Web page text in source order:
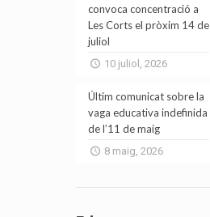
convoca concentració a
Les Corts el pròxim 14 de
juliol
10 juliol, 2026
Últim comunicat sobre la
vaga educativa indefinida
de l’11 de maig
8 maig, 2026